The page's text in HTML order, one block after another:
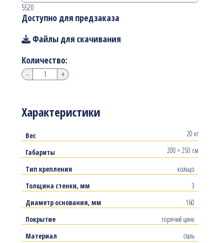
Характеристики
Вес
20 кг
Габариты
200 × 250 см
Тип крепления
кольцо
Толщина стенки, мм
3
Диаметр основания, мм
160
Покрытие
горячий цинк
Материал
сталь
5520
Доступно для предзаказа
Файлы для скачивания
Количество:
- +